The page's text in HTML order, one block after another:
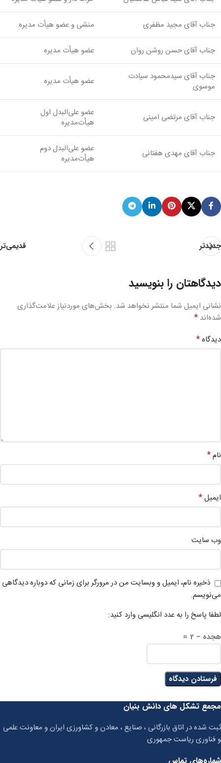
جناب آقای مجید مظفری منشی و عضو هیأت مدیره
جناب آقای حسن روشن روان عضو هیأت مدیره
جناب آقای سیدمحمود سیادت
موسوی
عضو هیأت مدیره
جناب آقای مرتضی امینی
عضو علی‌البدل اول
هیأت‌مدیره
جناب آقای مهدی هفتانی
عضو علی‌البدل دوم
هیأت‌مدیره
جدیدتر قدیمی‌تر
دیدگاهتان را بنویسید
نشانی ایمیل شما منتشر نخواهد شد. بخش‌های موردنیاز علامت‌گذاری
شده‌اند *
دیدگاه*
نام*
ایمیل*
وب‌ سایت
ذخیره نام، ایمیل و وبسایت من در مرورگر برای زمانی که دوباره دیدگاهی
می‌نویسم.
لطفا پاسخ را به عدد انگلیسی وارد کنید:
هجده − 2 =
مجمع تشکل های دانش بنیان
ثبت شده در اتاق بازرگانی ، صنایع ، معادن و کشاورزی ایران و معاونت علمی
و فناوری ریاست جمهوری